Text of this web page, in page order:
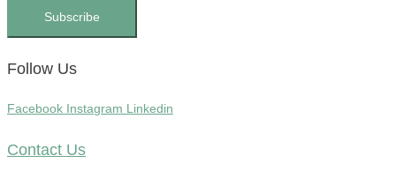
Subscribe
Follow Us
Facebook Instagram Linkedin
Contact Us